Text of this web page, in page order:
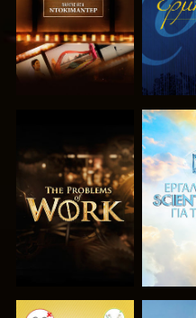
ΕΞΕΡΕΥΝΗΣΤΕ
ΤΗ ΣΕΙΡΑ
ΤΗ